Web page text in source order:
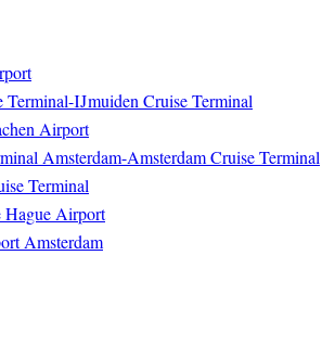
Terminal-IJmuiden Cruise Terminal
Airport
Amsterdam-Amsterdam Cruise Terminal
Terminal
Hague Airport
Amsterdam